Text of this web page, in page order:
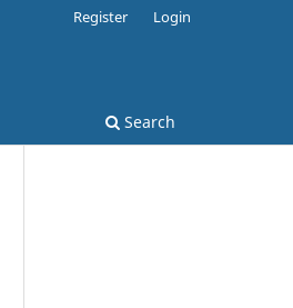
Search
Register Login